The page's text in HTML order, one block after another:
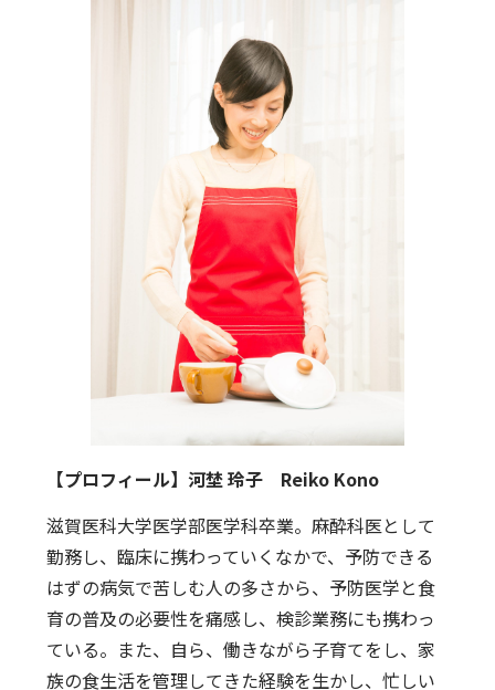
【プロフィール】河埜 玲子 Reiko Kono
滋賀医科大学医学部医学科卒業。麻酔科医として
勤務し、臨床に携わっていくなかで、予防できる
はずの病気で苦しむ人の多さから、予防医学と食
育の普及の必要性を痛感し、検診業務にも携わっ
ている。また、自ら、働きながら子育てをし、家
族の食生活を管理してきた経験を生かし、忙しい